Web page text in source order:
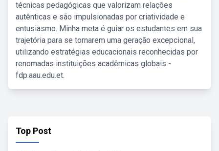
técnicas pedagógicas que valorizam relações
autênticas e são impulsionadas por criatividade e
entusiasmo. Minha meta é guiar os estudantes em sua
trajetória para se tornarem uma geração excepcional,
utilizando estratégias educacionais reconhecidas por
renomadas instituições acadêmicas globais -
fdp.aau.edu.et.
Top Post